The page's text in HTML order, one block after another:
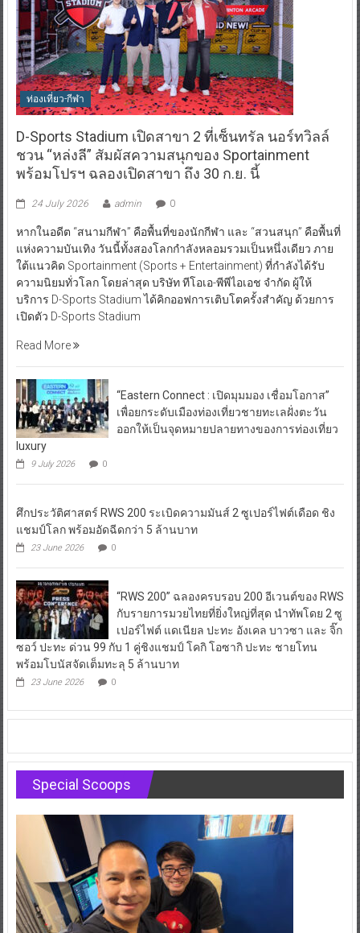
ท่องเที่ยว-กีฬา
D-Sports Stadium เปิดสาขา 2 ที่เซ็นทรัล นอร์ทวิลล์
ชวน “หล่งลี” สัมผัสความสนุกของ Sportainment
พร้อมโปรฯ ฉลองเปิดสาขา ถึง 30 ก.ย. นี้
24 July 2026 admin 0
หากในอดีต “สนามกีฬา” คือพื้นที่ของนักกีฬา และ “สวนสนุก” คือพื้นที่
แห่งความบันเทิง วันนี้ทั้งสองโลกกำลังหลอมรวมเป็นหนึ่งเดียว ภาย
ใต้แนวคิด Sportainment (Sports + Entertainment) ที่กำลังได้รับ
ความนิยมทั่วโลก โดยล่าสุด บริษัท ทีโอเอ-พีพีไอเอช จำกัด ผู้ให้
บริการ D-Sports Stadium ได้คิกออฟการเติบโตครั้งสำคัญ ด้วยการ
เปิดตัว D-Sports Stadium
Read More
“Eastern Connect : เปิดมุมมอง เชื่อมโอกาส”
เพื่อยกระดับเมืองท่องเที่ยวชายทะเลฝั่งตะวัน
ออกให้เป็นจุดหมายปลายทางของการท่องเที่ยว
luxury
9 July 2026 0
ศึกประวัติศาสตร์ RWS 200 ระเบิดความมันส์ 2 ซูเปอร์ไฟต์เดือด ชิง
แชมป์โลก พร้อมอัดฉีดกว่า 5 ล้านบาท
23 June 2026 0
“RWS 200” ฉลองครบรอบ 200 อีเวนต์ของ RWS
กับรายการมวยไทยที่ยิ่งใหญ่ที่สุด นำทัพโดย 2 ซู
เปอร์ไฟต์ แดเนียล ปะทะ อังเคล บาวซา และ จิ๊ก
ซอว์ ปะทะ ด่วน 99 กับ 1 คู่ชิงแชมป์ โคกิ โอซากิ ปะทะ ชายโทน
พร้อมโบนัสจัดเต็มทะลุ 5 ล้านบาท
23 June 2026 0
Special Scoops